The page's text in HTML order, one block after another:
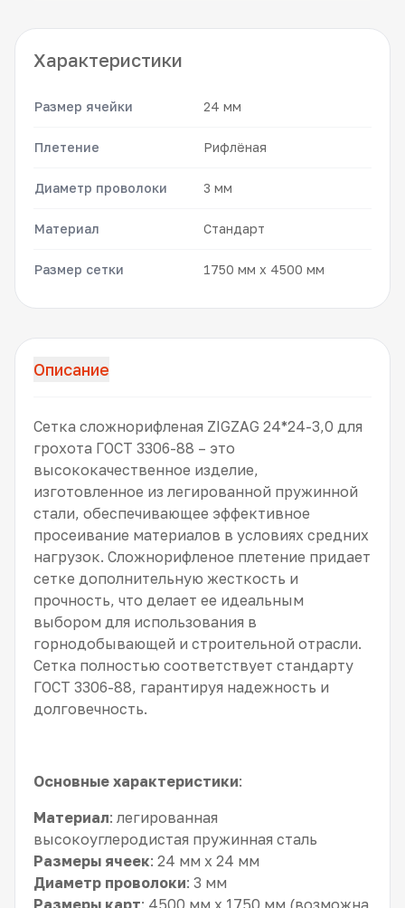
Характеристики
Размер ячейки 24 мм
Плетение Рифлёная
Диаметр проволоки 3 мм
Материал Стандарт
Размер сетки 1750 мм x 4500 мм
Описание
Сетка сложнорифленая ZIGZAG 24*24-3,0 для
грохота ГОСТ 3306-88 – это
высококачественное изделие,
изготовленное из легированной пружинной
стали, обеспечивающее эффективное
просеивание материалов в условиях средних
нагрузок. Сложнорифленое плетение придает
сетке дополнительную жесткость и
прочность, что делает ее идеальным
выбором для использования в
горнодобывающей и строительной отрасли.
Сетка полностью соответствует стандарту
ГОСТ 3306-88, гарантируя надежность и
долговечность.
Основные характеристики:
Материал: легированная
высокоуглеродистая пружинная сталь
Размеры ячеек: 24 мм x 24 мм
Диаметр проволоки: 3 мм
Размеры карт: 4500 мм x 1750 мм (возможна